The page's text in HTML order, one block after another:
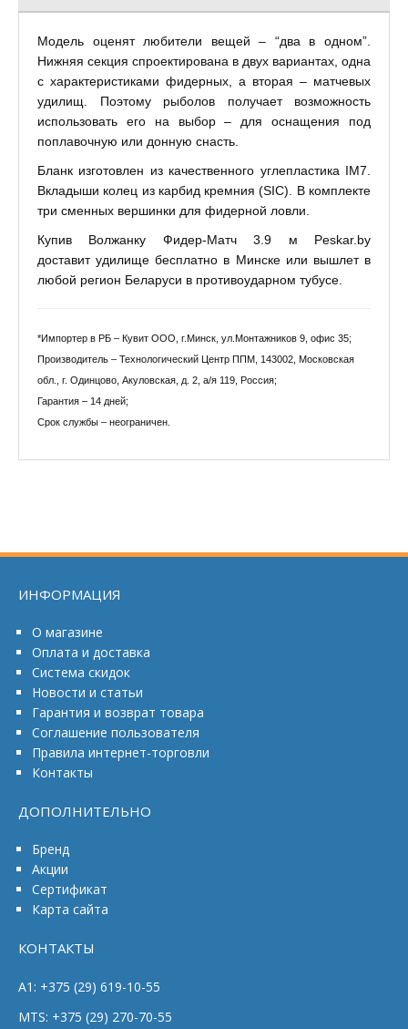
Модель оценят любители вещей – “два в одном”.
Нижняя секция спроектирована в двух вариантах, одна
с характеристиками фидерных, а вторая – матчевых
удилищ. Поэтому рыболов получает возможность
использовать его на выбор – для оснащения под
поплавочную или донную снасть.
Бланк изготовлен из качественного углепластика IM7.
Вкладыши колец из карбид кремния (SIC). В комплекте
три сменных вершинки для фидерной ловли.
Купив Волжанку Фидер-Матч 3.9 м Peskar.by
доставит удилище бесплатно в Минске или вышлет в
любой регион Беларуси в противоударном тубусе.
*Импортер в РБ – Кувит ООО, г.Минск, ул.Монтажников 9, офис 35;
Производитель – Технологический Центр ППМ, 143002, Московская
обл., г. Одинцово, Акуловская, д. 2, а/я 119, Россия;
Гарантия – 14 дней;
Срок службы – неограничен.
ИНФОРМАЦИЯ
О магазине
Оплата и доставка
Система скидок
Новости и статьи
Гарантия и возврат товара
Соглашение пользователя
Правила интернет-торговли
Контакты
ДОПОЛНИТЕЛЬНО
Бренд
Акции
Сертификат
Карта сайта
КОНТАКТЫ
A1: +375 (29) 619-10-55
MTS: +375 (29) 270-70-55